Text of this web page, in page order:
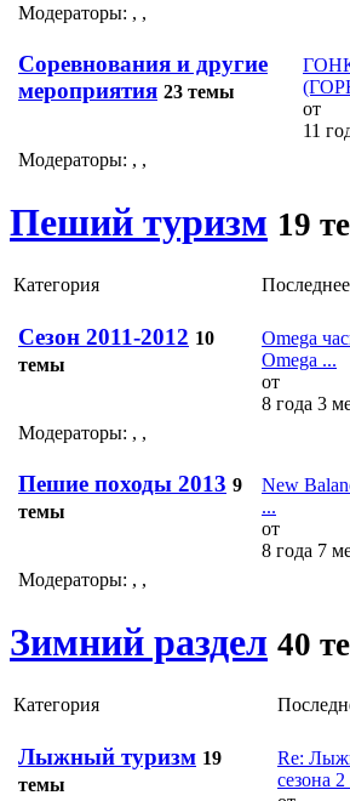
Модераторы: , ,
Соревнования и другие
мероприятия 23 темы
Модераторы: , ,
от
11
Пеший туризм 19
Категория Последнее
Сезон 2011-2012 10
темы
Модераторы: , ,
Omega
Omega ...
от
8 года 3
Пешие походы 2013 9
темы
Модераторы: , ,
New
...
от
8 года 7
Зимний раздел 40
Категория
Лыжный туризм 19
темы
Re:
сезона 2